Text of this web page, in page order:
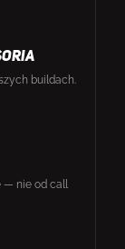
buildach.
— nie od call